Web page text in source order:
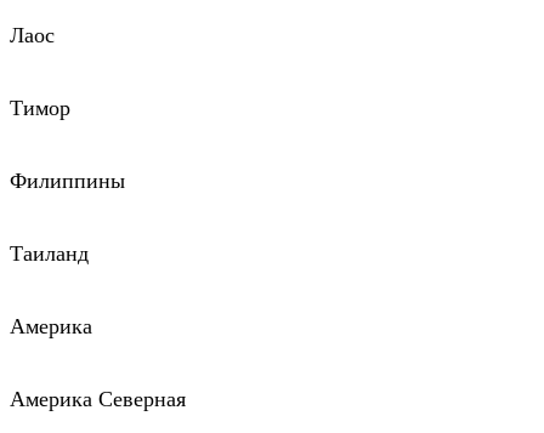
Лаос
Тимор
Филиппины
Таиланд
Америка
Америка Северная